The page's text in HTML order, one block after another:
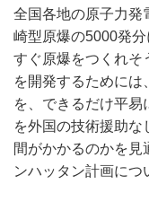
全国各地の原子力発
崎型原爆の5000発
すぐ原爆をつくれ
を開発するために
を、できるだけ平易
を外国の技術援助
間がかかるのかを見
ンハッタン計画につ